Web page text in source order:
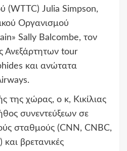
(WTTC) Julia Simpson,
Οργανισμού
Sally Balcombe, τον
Ανεξάρτητων tour
και ανώτατα
της χώρας, ο κ, Κικίλιας
συνεντεύξεων σε
σταθμούς (CNN, CNBC,
βρετανικές